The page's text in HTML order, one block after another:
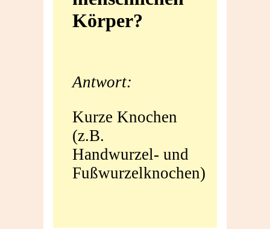
menschlichen
Körper?
Antwort:
Kurze Knochen
(z.B.
Handwurzel- und
Fußwurzelknochen)